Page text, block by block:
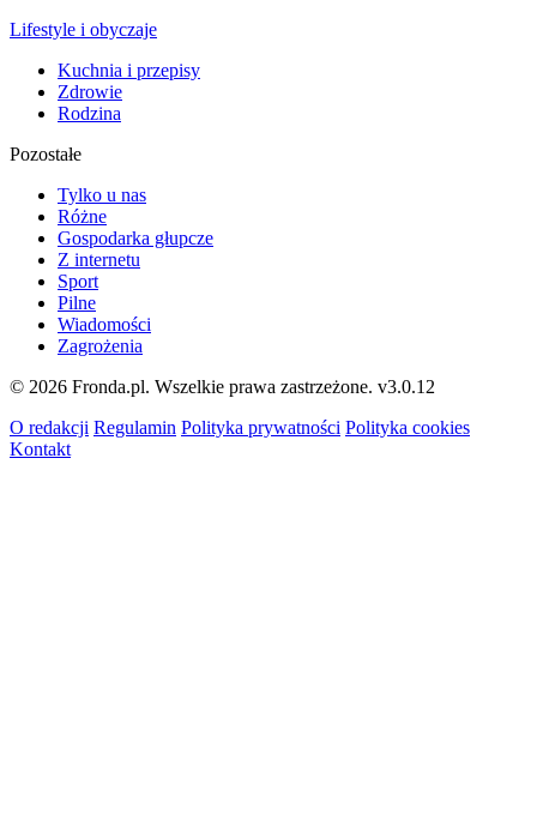
Lifestyle i obyczaje
Kuchnia i przepisy
Zdrowie
Rodzina
Pozostałe
Tylko u nas
Różne
Gospodarka głupcze
Z internetu
Sport
Pilne
Wiadomości
Zagrożenia
© 2026 Fronda.pl. Wszelkie prawa zastrzeżone. v3.0.12
O redakcji Regulamin Polityka prywatności Polityka cookies
Kontakt